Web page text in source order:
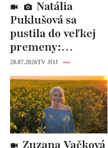
Puklušová sa
pustila do veľkej
premeny:
Odborníci však
varujú, pozor na
prísne diéty!
28.07.2026TV JOJ